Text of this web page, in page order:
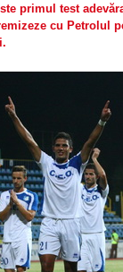
primul test
cu Petrolul